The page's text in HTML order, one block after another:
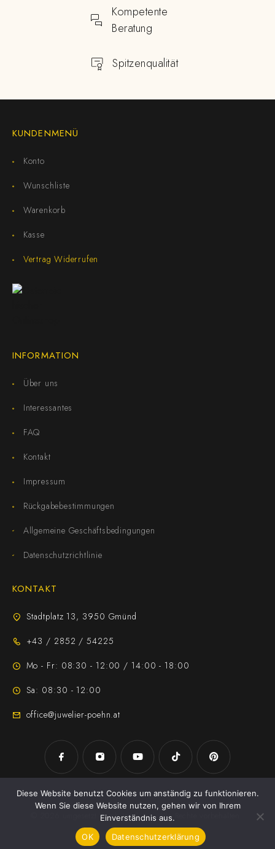
Kompetente
Beratung
Spitzenqualität
KUNDENMENÜ
Konto
Wunschliste
Warenkorb
Kasse
Vertrag Widerrufen
INFORMATION
Über uns
Interessantes
FAQ
Kontakt
Impressum
Rückgabebestimmungen
Allgemeine Geschäftsbedingungen
Datenschutzrichtlinie
KONTAKT
Stadtplatz 13, 3950 Gmünd
+43 / 2852 / 54225
Mo - Fr: 08:30 - 12:00 / 14:00 - 18:00
Sa: 08:30 - 12:00
office@juwelier-poehn.at
© 2026 umgesetzt durchJezek Jan. Alle Rechte vorbehalten
Diese Website benutzt Cookies um anständig zu funktionieren.
Wenn Sie diese Website nutzen, gehen wir von Ihrem
Einverständnis aus.
OK
Datenschutzerklärung